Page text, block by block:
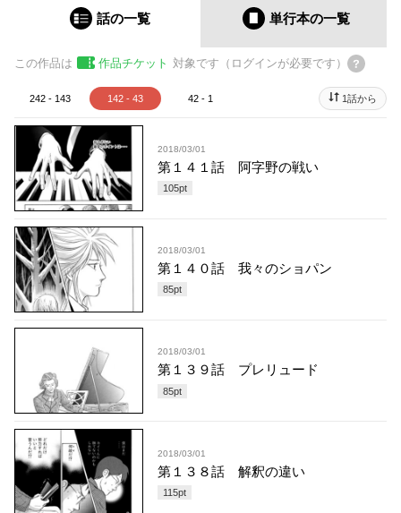
話の一覧 単行本の一覧
この作品は 作品チケット 対象です（ログインが必要です）
242 - 143 142 - 43 42 - 1 1話から
2018/03/01
第１４１話 阿字野の戦い
105pt
2018/03/01
第１４０話 我々のショパン
85pt
2018/03/01
第１３９話 プレリュード
85pt
2018/03/01
第１３８話 解釈の違い
115pt